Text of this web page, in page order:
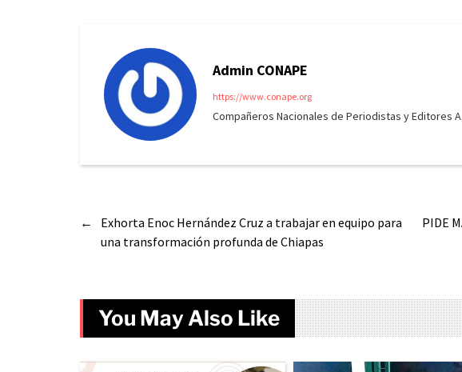
Admin CONAPE
https://www.conape.org
Compañeros Nacionales de Periodistas y Editores A.
←
Exhorta Enoc Hernández Cruz a trabajar en equipo para
una transformación profunda de Chiapas
PIDE
You May Also Like